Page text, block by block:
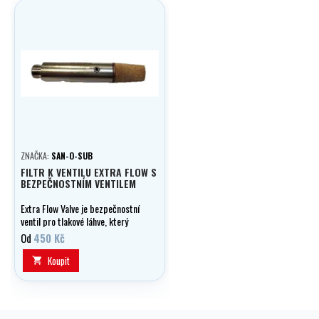
ZNAČKA: SAN-O-SUB
FILTR K VENTILU EXTRA FLOW S
BEZPEČNOSTNÍM VENTILEM
Extra Flow Valve je bezpečnostní
ventil pro tlakové láhve, který
chrání při jejich poškození nebo
pádu. V případě ulomení ventilu
automaticky omezí průtok plynu
a zabrání vzniku nebezpečného
reakčního tahu.
Od 450 Kč
 Koupit